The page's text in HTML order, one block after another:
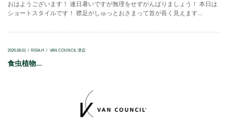
おはようございます！ 連日暑いですが無理をせずがんばりましょう！ 本日は
ショートスタイルです！ 襟足がしゅっとおさまって首が長く見えます...
2026.08.01 RISA.H VAN COUNCIL 津店
食虫植物...